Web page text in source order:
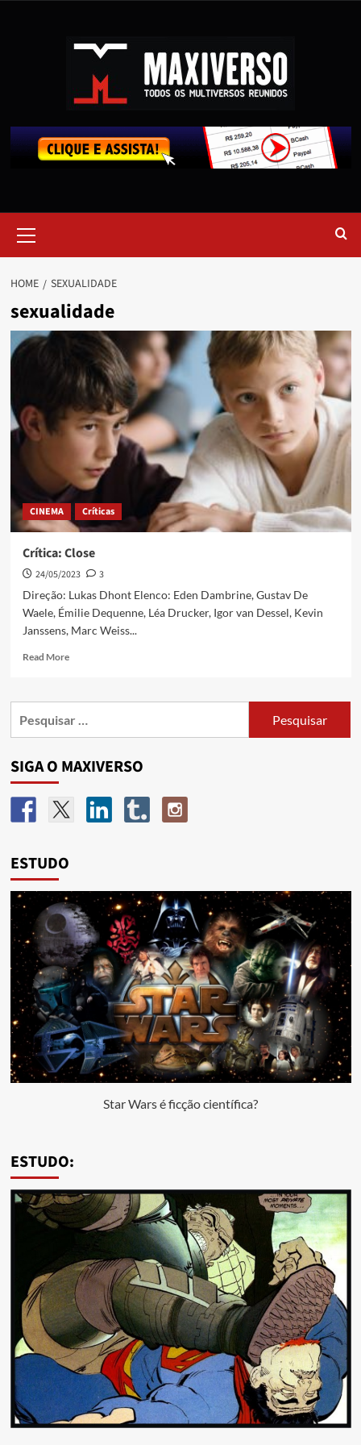
HOME SEXUALIDADE
sexualidade
CINEMA Críticas
Crítica: Close
24/05/2023
3
Direção: Lukas Dhont Elenco: Eden Dambrine, Gustav De
Waele, Émilie Dequenne, Léa Drucker, Igor van Dessel, Kevin
Janssens, Marc Weiss...
Read More
SIGA O MAXIVERSO
ESTUDO
Star Wars é ficção científica?
ESTUDO: